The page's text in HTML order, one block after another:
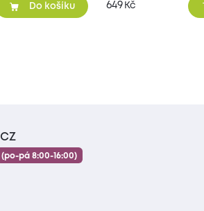
Do košíku 649 Kč
(po-pá 8:00-16:00)